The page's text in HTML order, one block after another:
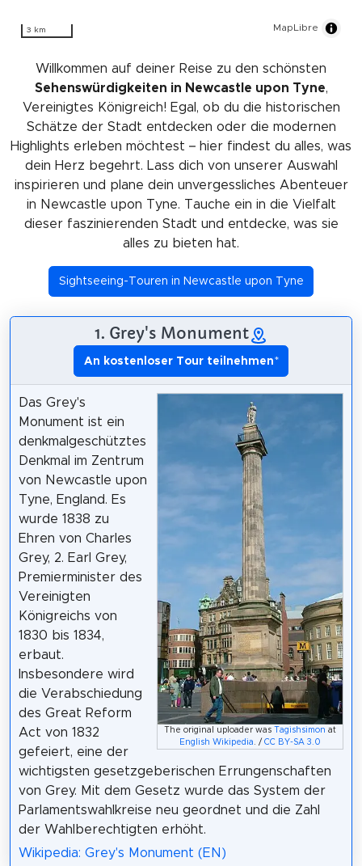
3 km MapLibre
Willkommen auf deiner Reise zu den schönsten
Sehenswürdigkeiten in Newcastle upon Tyne,
Vereinigtes Königreich! Egal, ob du die historischen
Schätze der Stadt entdecken oder die modernen
Highlights erleben möchtest – hier findest du alles, was
dein Herz begehrt. Lass dich von unserer Auswahl
inspirieren und plane dein unvergessliches Abenteuer
in Newcastle upon Tyne. Tauche ein in die Vielfalt
dieser faszinierenden Stadt und entdecke, was sie
alles zu bieten hat.
Sightseeing-Touren in Newcastle upon Tyne
1. Grey's Monument
An kostenloser Tour teilnehmen*
The original uploader was Tagishsimon at
English Wikipedia . /CC BY-SA 3.0
Das Grey's
Monument ist ein
denkmalgeschütztes
Denkmal im Zentrum
von Newcastle upon
Tyne, England. Es
wurde 1838 zu
Ehren von Charles
Grey, 2. Earl Grey,
Premierminister des
Vereinigten
Königreichs von
1830 bis 1834,
erbaut.
Insbesondere wird
die Verabschiedung
des Great Reform
Act von 1832
gefeiert, eine der
wichtigsten gesetzgeberischen Errungenschaften
von Grey. Mit dem Gesetz wurde das System der
Parlamentswahlkreise neu geordnet und die Zahl
der Wahlberechtigten erhöht.
Wikipedia: Grey's Monument (EN)